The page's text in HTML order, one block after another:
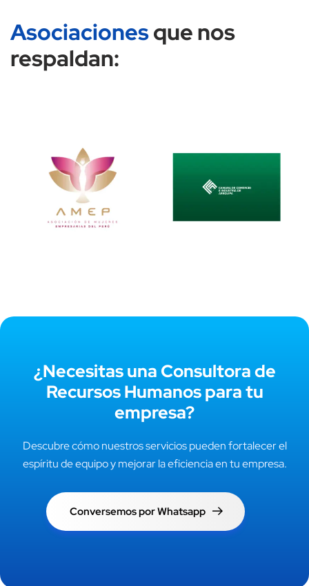
Asociacionesque nos
respaldan:
¿Necesitas una Consultora de
Recursos Humanos para tu
empresa?
Descubre cómo nuestros servicios pueden fortalecer el
espíritu de equipo y mejorar la eficiencia en tu empresa.
Conversemos por Whatsapp